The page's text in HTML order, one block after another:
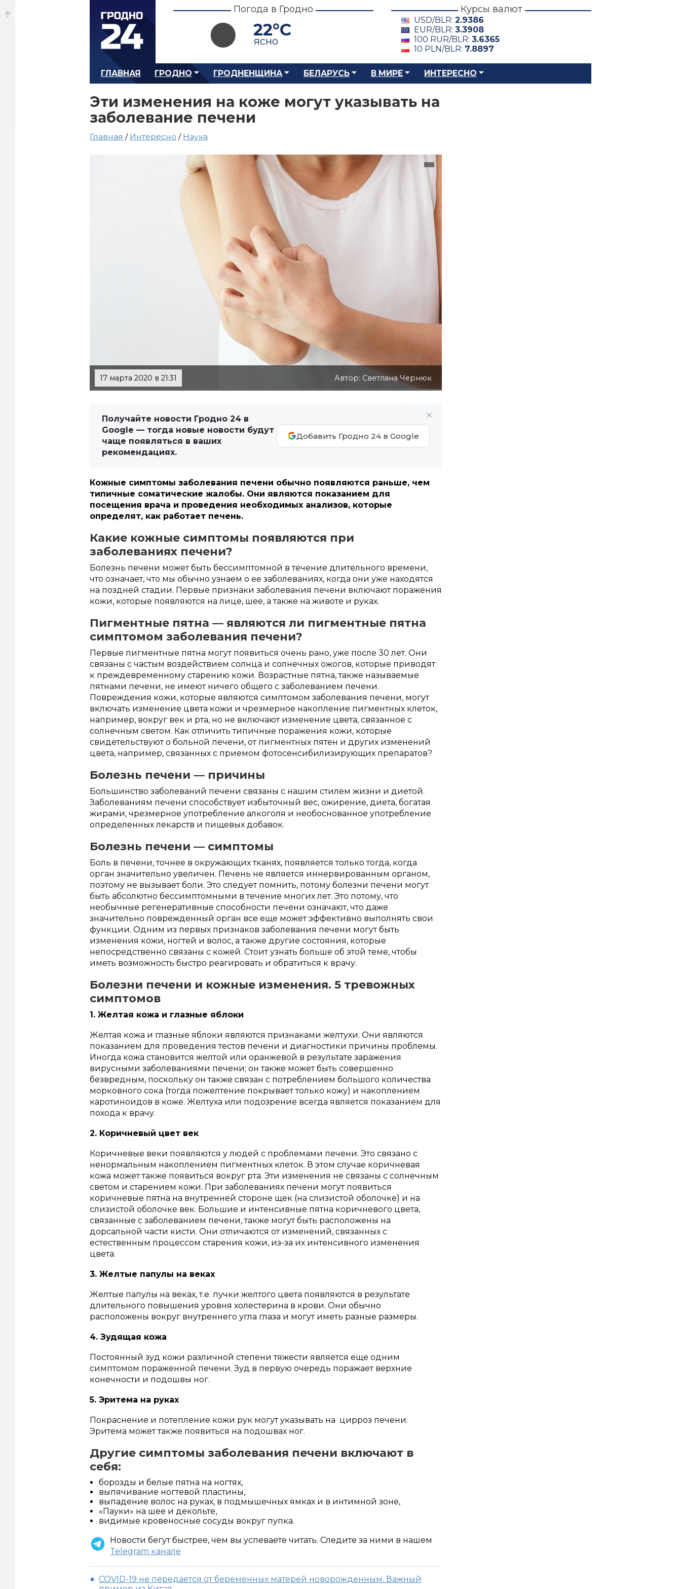
Погода в Гродно
22°C
ясно
Курсы валют
USD/BLR: 2.9386
EUR/BLR: 3.3908
100 RUR/BLR: 3.6365
10 PLN/BLR: 7.8897
ГЛАВНАЯ ГРОДНО ГРОДНЕНЩИНА БЕЛАРУСЬ В МИРЕ ИНТЕРЕСНО
Эти изменения на коже могут указывать на
заболевание печени
Главная / Интересно / Наука
17 марта 2020 в 21:31 Автор: Светлана Чернюк
Получайте новости Гродно 24 в
Google — тогда новые новости будут
чаще появляться в ваших
рекомендациях.
Добавить Гродно 24 в Google
Кожные симптомы заболевания печени обычно появляются раньше, чем
типичные соматические жалобы. Они являются показанием для
посещения врача и проведения необходимых анализов, которые
определят, как работает печень.
Какие кожные симптомы появляются при
заболеваниях печени?
Болезнь печени может быть бессимптомной в течение длительного времени,
что означает, что мы обычно узнаем о ее заболеваниях, когда они уже находятся
на поздней стадии. Первые признаки заболевания печени включают поражения
кожи, которые появляются на лице, шее, а также на животе и руках.
Пигментные пятна — являются ли пигментные пятна
симптомом заболевания печени?
Первые пигментные пятна могут появиться очень рано, уже после 30 лет. Они
связаны с частым воздействием солнца и солнечных ожогов, которые приводят
к преждевременному старению кожи. Возрастные пятна, также называемые
пятнами печени, не имеют ничего общего с заболеванием печени.
Повреждения кожи, которые являются симптомом заболевания печени, могут
включать изменение цвета кожи и чрезмерное накопление пигментных клеток,
например, вокруг век и рта, но не включают изменение цвета, связанное с
солнечным светом. Как отличить типичные поражения кожи, которые
свидетельствуют о больной печени, от пигментных пятен и других изменений
цвета, например, связанных с приемом фотосенсибилизирующих препаратов?
Болезнь печени — причины
Большинство заболеваний печени связаны с нашим стилем жизни и диетой.
Заболеваниям печени способствует избыточный вес, ожирение, диета, богатая
жирами, чрезмерное употребление алкоголя и необоснованное употребление
определенных лекарств и пищевых добавок.
Болезнь печени — симптомы
Боль в печени, точнее в окружающих тканях, появляется только тогда, когда
орган значительно увеличен. Печень не является иннервированным органом,
поэтому не вызывает боли. Это следует помнить, потому болезни печени могут
быть абсолютно бессимптомными в течение многих лет. Это потому, что
необычные регенеративные способности печени означают, что даже
значительно поврежденный орган все еще может эффективно выполнять свои
функции. Одним из первых признаков заболевания печени могут быть
изменения кожи, ногтей и волос, а также другие состояния, которые
непосредственно связаны с кожей. Стоит узнать больше об этой теме, чтобы
иметь возможность быстро реагировать и обратиться к врачу.
Болезни печени и кожные изменения. 5 тревожных
симптомов
1. Желтая кожа и глазные яблоки
Желтая кожа и глазные яблоки являются признаками желтухи. Они являются
показанием для проведения тестов печени и диагностики причины проблемы.
Иногда кожа становится желтой или оранжевой в результате заражения
вирусными заболеваниями печени; он также может быть совершенно
безвредным, поскольку он также связан с потреблением большого количества
морковного сока (тогда пожелтение покрывает только кожу) и накоплением
каротиноидов в коже. Желтуха или подозрение всегда является показанием для
похода к врачу.
2. Коричневый цвет век
Коричневые веки появляются у людей с проблемами печени. Это связано с
ненормальным накоплением пигментных клеток. В этом случае коричневая
кожа может также появиться вокруг рта. Эти изменения не связаны с солнечным
светом и старением кожи. При заболеваниях печени могут появиться
коричневые пятна на внутренней стороне щек (на слизистой оболочке) и на
слизистой оболочке век. Большие и интенсивные пятна коричневого цвета,
связанные с заболеванием печени, также могут быть расположены на
дорсальной части кисти. Они отличаются от изменений, связанных с
естественным процессом старения кожи, из-за их интенсивного изменения
цвета.
3. Желтые папулы на веках
Желтые папулы на веках, т.е. пучки желтого цвета появляются в результате
длительного повышения уровня холестерина в крови. Они обычно
расположены вокруг внутреннего угла глаза и могут иметь разные размеры.
4. Зудящая кожа
Постоянный зуд кожи различной степени тяжести является еще одним
симптомом пораженной печени. Зуд в первую очередь поражает верхние
конечности и подошвы ног.
5. Эритема на руках
Покраснение и потепление кожи рук могут указывать на цирроз печени.
Эритема может также появиться на подошвах ног.
Другие симптомы заболевания печени включают в
себя:
борозды и белые пятна на ногтях,
выпячивание ногтевой пластины,
выпадение волос на руках, в подмышечных ямках и в интимной зоне,
«Пауки» на шее и декольте,
видимые кровеносные сосуды вокруг пупка.
Новости бегут быстрее, чем вы успеваете читать. Следите за ними в нашем
Telegram канале
COVID-19 не передается от беременных матерей новорожденным. Важный